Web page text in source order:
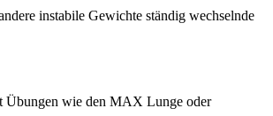
instabile Gewichte ständig wechselnde
Übungen wie den MAX Lunge oder